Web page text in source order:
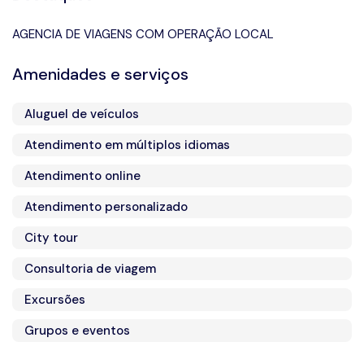
AGENCIA DE VIAGENS COM OPERAÇÃO LOCAL
Amenidades e serviços
Aluguel de veículos
Atendimento em múltiplos idiomas
Atendimento online
Atendimento personalizado
City tour
Consultoria de viagem
Excursões
Grupos e eventos